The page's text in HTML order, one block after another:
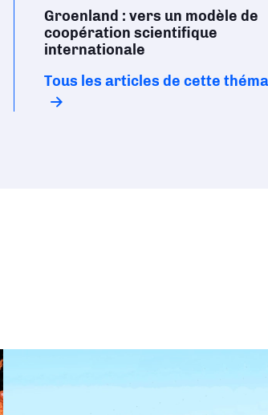
Groenland : vers un modèle de
coopération scientifique
internationale
Tous les articles de cette